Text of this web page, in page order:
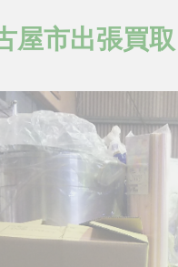
屋市出張買